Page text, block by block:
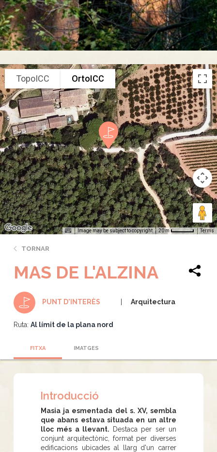
TopoICC OrtoICC
Image may be subject to copyright 20 m Terms
TORNAR
MAS DE L'ALZINA
PUNT D'INTERÈS Arquitectura
Ruta: Al límit de la plana nord
FITXA IMATGES
Introducció
Masia ja esmentada del s. XV, sembla
que abans estava situada en un altre
lloc més a llevant. Destaca per ser un
conjunt arquitectònic, format per diverses
edificacions ubicades al llarg d'un carrer